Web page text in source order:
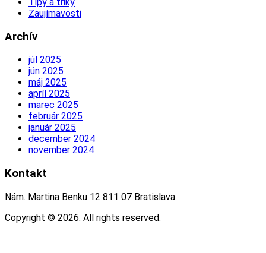
Zaujímavosti
Archív
júl 2025
jún 2025
máj 2025
apríl 2025
marec 2025
február 2025
január 2025
december 2024
november 2024
Kontakt
Nám. Martina Benku 12 811 07 Bratislava
Copyright © 2026. All rights reserved.